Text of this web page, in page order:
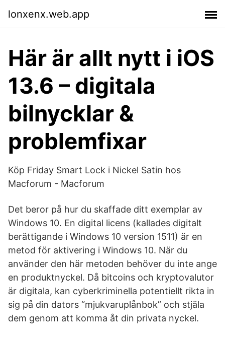
lonxenx.web.app
Här är allt nytt i iOS
13.6 – digitala
bilnycklar &
problemfixar
Köp Friday Smart Lock i Nickel Satin hos
Macforum - Macforum
Det beror på hur du skaffade ditt exemplar av
Windows 10. En digital licens (kallades digitalt
berättigande i Windows 10 version 1511) är en
metod för aktivering i Windows 10. När du
använder den här metoden behöver du inte ange
en produktnyckel. Då bitcoins och kryptovalutor
är digitala, kan cyberkriminella potentiellt rikta in
sig på din dators “mjukvaruplånbok” och stjäla
dem genom att komma åt din privata nyckel.